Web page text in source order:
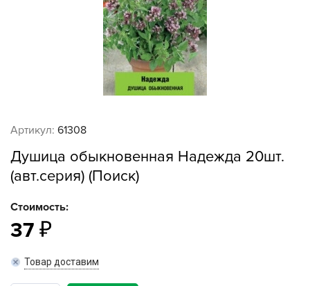
Артикул: 61308
Душица обыкновенная Надежда 20шт.
(авт.серия) (Поиск)
Стоимость:
37
Товар доставим